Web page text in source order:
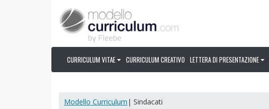
CURRICULUM VITAE CURRICULUM CREATIVO LETTERA DI PRESENTAZIONE
Modello Curriculum | Sindacati